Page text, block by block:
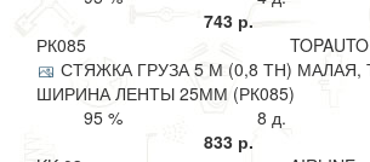
743 р.
РК085
TOPAUTO
СТЯЖКА ГРУЗА 5 М (0,8 ТН) МАЛАЯ,
ШИРИНА ЛЕНТЫ 25ММ (РК085)
95 %
8 д.
833 р.